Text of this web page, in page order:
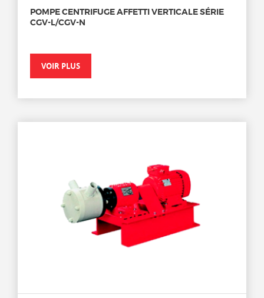
POMPE CENTRIFUGE AFFETTI VERTICALE SÉRIE
CGV-L/CGV-N
VOIR PLUS